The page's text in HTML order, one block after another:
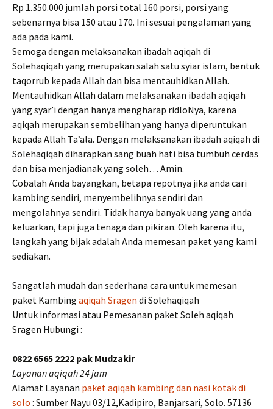
Rp 1.350.000 jumlah porsi total 160 porsi, porsi yang
sebenarnya bisa 150 atau 170. Ini sesuai pengalaman yang
ada pada kami.
Semoga dengan melaksanakan ibadah aqiqah di
Solehaqiqah yang merupakan salah satu syiar islam, bentuk
taqorrub kepada Allah dan bisa mentauhidkan Allah.
Mentauhidkan Allah dalam melaksanakan ibadah aqiqah
yang syar’i dengan hanya mengharap ridloNya, karena
aqiqah merupakan sembelihan yang hanya diperuntukan
kepada Allah Ta’ala. Dengan melaksanakan ibadah aqiqah di
Solehaqiqah diharapkan sang buah hati bisa tumbuh cerdas
dan bisa menjadianak yang soleh… Amin.
Cobalah Anda bayangkan, betapa repotnya jika anda cari
kambing sendiri, menyembelihnya sendiri dan
mengolahnya sendiri. Tidak hanya banyak uang yang anda
keluarkan, tapi juga tenaga dan pikiran. Oleh karena itu,
langkah yang bijak adalah Anda memesan paket yang kami
sediakan.
Sangatlah mudah dan sederhana cara untuk memesan
paket Kambing aqiqah Sragen di Solehaqiqah
Untuk informasi atau Pemesanan paket Soleh aqiqah
Sragen Hubungi :
0822 6565 2222 pak Mudzakir
Layanan aqiqah 24 jam
Alamat Layanan paket aqiqah kambing dan nasi kotak di
solo : Sumber Nayu 03/12,Kadipiro, Banjarsari, Solo. 57136